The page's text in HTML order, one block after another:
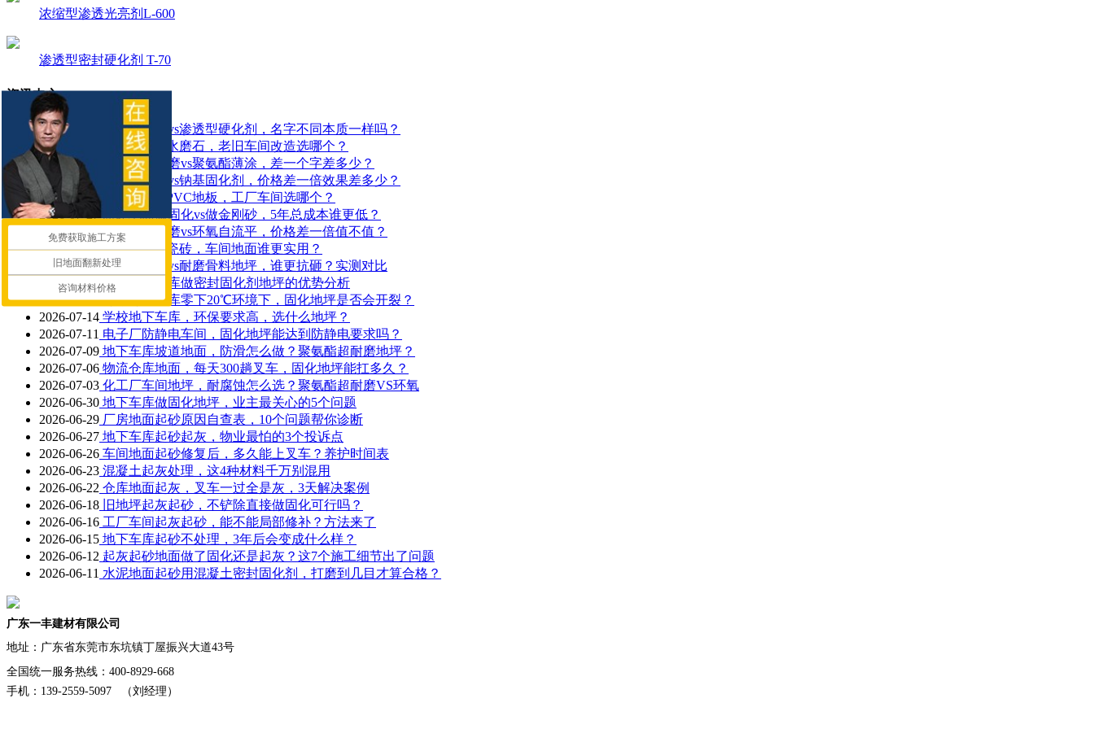
浓缩型渗透光亮剂L-600
渗透型密封硬化剂 T-70
资讯中心
2026-08-05
密封固化剂vs渗透型硬化剂，名字不同本质一样吗？
2026-08-04
固化地坪vs水磨石，老旧车间改造选哪个？
2026-07-30
聚氨酯超耐磨vs聚氨酯薄涂，差一个字差多少？
2026-07-29
锂基固化剂vs钠基固化剂，价格差一倍效果差多少？
2026-07-28固化地坪vsPVC地板，工厂车间选哪个？
2026-07-27
新建地面做固化vs做金刚砂，5年总成本谁更低？
2026-07-25聚氨酯超耐磨vs环氧自流平，价格差一倍值不值？
2026-07-24固化地坪vs瓷砖，车间地面谁更实用？
2026-07-22密封固化剂vs耐磨骨料地坪，谁更抗砸？实测对比
2026-07-21医院地下车库做密封固化剂地坪的优势分析
2026-07-20冷冻冷藏仓库零下20℃环境下，固化地坪是否会开裂？
2026-07-14 学校地下车库，环保要求高，选什么地坪？
2026-07-11 电子厂防静电车间，固化地坪能达到防静电要求吗？
2026-07-09 地下车库坡道地面，防滑怎么做？聚氨酯超耐磨地坪？
2026-07-06 物流仓库地面，每天300趟叉车，固化地坪能扛多久？
2026-07-03 化工厂车间地坪，耐腐蚀怎么选？聚氨酯超耐磨VS环氧
2026-06-30 地下车库做固化地坪，业主最关心的5个问题
2026-06-29 厂房地面起砂原因自查表，10个问题帮你诊断
2026-06-27 地下车库起砂起灰，物业最怕的3个投诉点
2026-06-26 车间地面起砂修复后，多久能上叉车？养护时间表
2026-06-23 混凝土起灰处理，这4种材料千万别混用
2026-06-22 仓库地面起灰，叉车一过全是灰，3天解决案例
2026-06-18 旧地坪起灰起砂，不铲除直接做固化可行吗？
2026-06-16 工厂车间起灰起砂，能不能局部修补？方法来了
2026-06-15 地下车库起砂不处理，3年后会变成什么样？
2026-06-12 起灰起砂地面做了固化还是起灰？这7个施工细节出了问题
2026-06-11 水泥地面起砂用混凝土密封固化剂，打磨到几目才算合格？
广东一丰建材有限公司
地址： 广东省东莞市东坑镇丁屋振兴大道43号
全国统一服务热线：400-8929-668
手机：139-2559-5097 （刘经理）
免费获取施工方案
旧地面翻新处理
咨询材料价格